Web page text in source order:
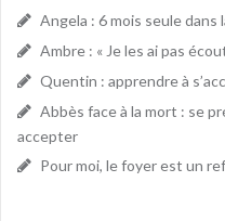
Angela : 6 mois seule
Ambre : « Je les ai pas
Quentin : apprendre à
Abbès face à la mort : se
accepter
Pour moi, le foyer est un